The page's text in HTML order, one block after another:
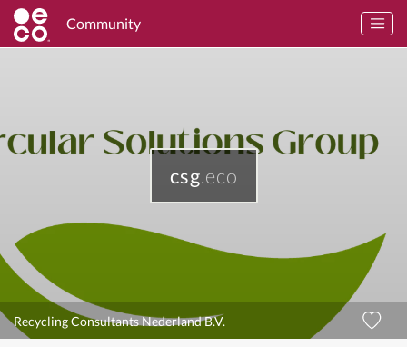
Community
csg.eco
Recycling Consultants Nederland B.V.